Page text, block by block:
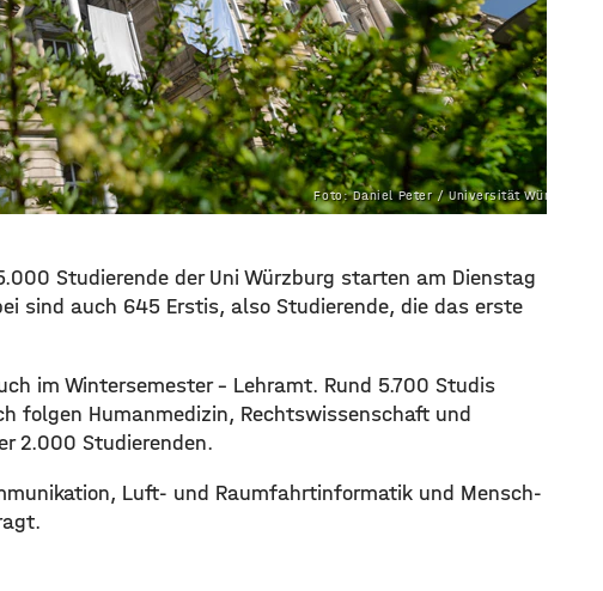
Foto: Daniel Peter / Universität Würzburg
Studierende der Uni Würzburg starten am Dienstag
sind auch 645 Erstis, also Studierende, die das erste
im Wintersemester – Lehramt. Rund 5.700 Studis
folgen Humanmedizin, Rechtswissenschaft und
2.000 Studierenden.
Luft- und Raumfahrtinformatik und Mensch-